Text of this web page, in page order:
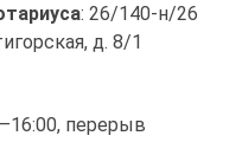
: 26/140-н/26
д. 8/1
перерыв